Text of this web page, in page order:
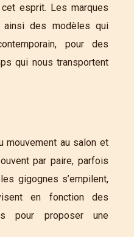
esprit. Les marques
ainsi des modèles qui
pour des
qui nous transportent
mouvement au salon et
par paire, parfois
gigognes s’empilent,
en fonction des
pour proposer une